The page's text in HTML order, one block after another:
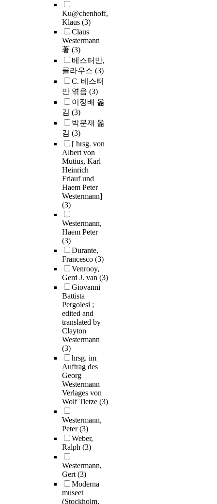
Ku@chenhoff,
Klaus (3)
Claus
Westermann
著 (3)
베스터만,
클라우스 (3)
C. 베스터
만 엮음 (3)
이정배 옮
김 (3)
박문재 옮
김 (3)
[ hrsg. von
Albert von
Mutius, Karl
Heinrich
Friauf und
Haem Peter
Westermann]
(3)
Westermann,
Haem Peter
(3)
Durante,
Francesco (3)
Venrooy,
Gerd J. van (3)
Giovanni
Battista
Pergolesi ;
edited and
translated by
Clayton
Westermann
(3)
hrsg. im
Auftrag des
Georg
Westermann
Verlages von
Wolf Tietze (3)
Westermann,
Peter(3)
Weber,
Ralph (3)
Westermann,
Gert(3)
Moderna
museet
(Stockholm,